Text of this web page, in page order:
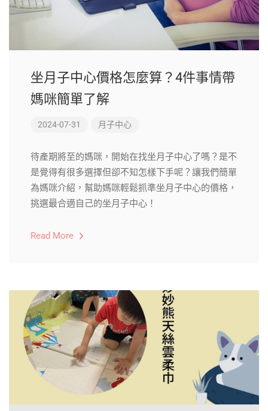
坐月子中心價格怎麼算？4件事情帶
媽咪簡單了解
2024-07-31 月子中心
待產期將至的媽咪，開始在找坐月子中心了嗎？是不
是覺得有很多選擇但卻不知怎樣下手呢？讓我們簡單
為媽咪介紹，幫助媽咪輕鬆抓準坐月子中心的價格，
挑選最合適自己的坐月子中心！
Read More